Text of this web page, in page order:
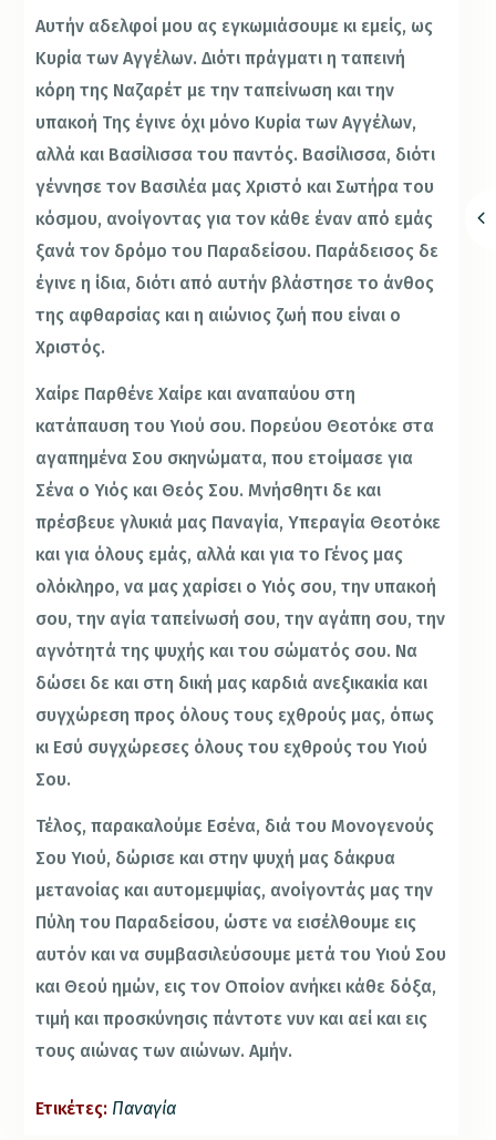
Αυτήν αδελφοί μου ας εγκωμιάσουμε κι εμείς, ως
Κυρία των Αγγέλων. Διότι πράγματι η ταπεινή
κόρη της Ναζαρέτ με την ταπείνωση και την
υπακοή Της έγινε όχι μόνο Κυρία των Αγγέλων,
αλλά και Βασίλισσα του παντός. Βασίλισσα, διότι
γέννησε τον Βασιλέα μας Χριστό και Σωτήρα του
κόσμου, ανοίγοντας για τον κάθε έναν από εμάς
ξανά τον δρόμο του Παραδείσου. Παράδεισος δε
έγινε η ίδια, διότι από αυτήν βλάστησε το άνθος
της αφθαρσίας και η αιώνιος ζωή που είναι ο
Χριστός.
Χαίρε Παρθένε Χαίρε και αναπαύου στη
κατάπαυση του Υιού σου. Πορεύου Θεοτόκε στα
αγαπημένα Σου σκηνώματα, που ετοίμασε για
Σένα ο Υιός και Θεός Σου. Μνήσθητι δε και
πρέσβευε γλυκιά μας Παναγία, Υπεραγία Θεοτόκε
και για όλους εμάς, αλλά και για το Γένος μας
ολόκληρο, να μας χαρίσει ο Υιός σου, την υπακοή
σου, την αγία ταπείνωσή σου, την αγάπη σου, την
αγνότητά της ψυχής και του σώματός σου. Να
δώσει δε και στη δική μας καρδιά ανεξικακία και
συγχώρεση προς όλους τους εχθρούς μας, όπως
κι Εσύ συγχώρεσες όλους του εχθρούς του Υιού
Σου.
Τέλος, παρακαλούμε Εσένα, διά του Μονογενούς
Σου Υιού, δώρισε και στην ψυχή μας δάκρυα
μετανοίας και αυτομεμψίας, ανοίγοντάς μας την
Πύλη του Παραδείσου, ώστε να εισέλθουμε εις
αυτόν και να συμβασιλεύσουμε μετά του Υιού Σου
και Θεού ημών, εις τον Οποίον ανήκει κάθε δόξα,
τιμή και προσκύνησις πάντοτε νυν και αεί και εις
τους αιώνας των αιώνων. Αμήν.
Ετικέτες: Παναγία